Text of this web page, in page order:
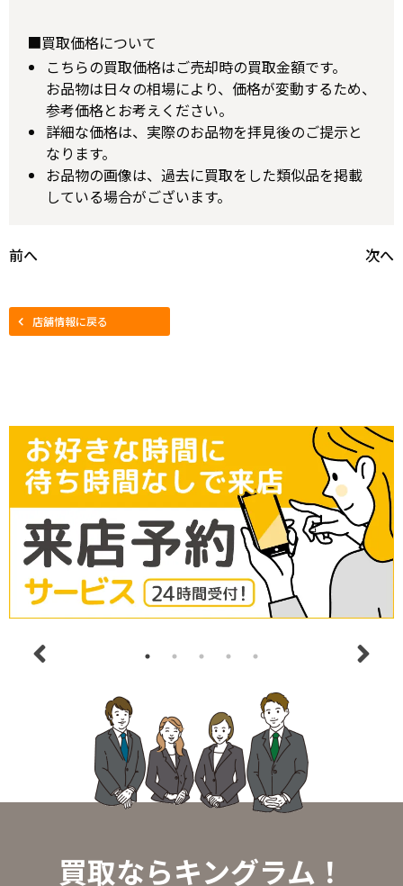
■買取価格について
こちらの買取価格はご売却時の買取金額です。
お品物は日々の相場により、価格が変動するため、
参考価格とお考えください。
詳細な価格は、実際のお品物を拝見後のご提示と
なります。
お品物の画像は、過去に買取をした類似品を掲載
している場合がございます。
前へ 次へ
店舗情報に戻る
買取ならキングラム！